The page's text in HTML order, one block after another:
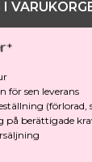
I
för sen leverans
(förlorad,
på berättigade